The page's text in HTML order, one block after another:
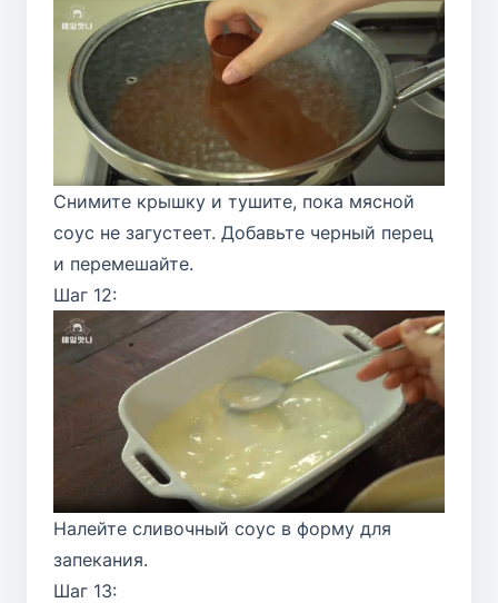
Снимите крышку и тушите, пока мясной
соус не загустеет. Добавьте черный перец
и перемешайте.
Шаг 12:
Налейте сливочный соус в форму для
запекания.
Шаг 13: